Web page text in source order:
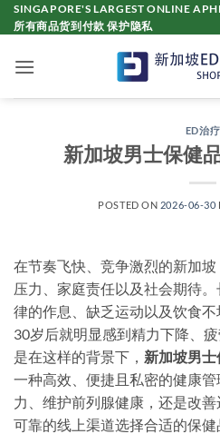
Skip
to
SINGAPORE'S LARGEST ONLINE
所有商品货到付款 保护隐私
ED治疗
新加坡男士保健
POSTED ON 2026-06-30
在节奏飞快、竞争激烈的新加
压力、家庭责任以及社会期待
律的作息、缺乏运动以及饮食
30岁后就明显感到精力下降、
是在这样的背景下， 新加坡男
一种高效、便捷且私密的健康
力、维护前列腺健康，还是改
可靠的线上渠道选择合适的保